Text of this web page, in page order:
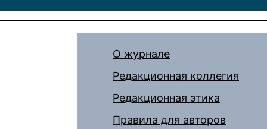
О журнале
Редакционная коллегия
Редакционная этика
Правила для авторов